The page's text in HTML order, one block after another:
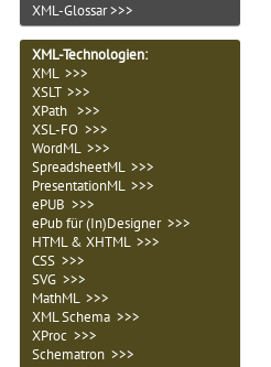
XML-Glossar >>>
XML-Technologien:
XML >>>
XSLT >>>
XPath >>>
XSL-FO >>>
WordML >>>
SpreadsheetML >>>
PresentationML >>>
ePUB >>>
ePub für (In)Designer >>>
HTML & XHTML >>>
CSS >>>
SVG >>>
MathML >>>
XML Schema >>>
XProc >>>
Schematron >>>